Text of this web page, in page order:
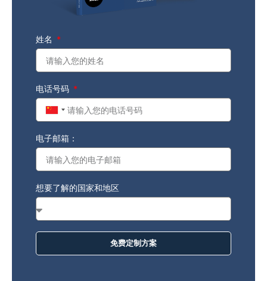
姓名
电话号码
China
电子邮箱：
想要了解的国家和地区
免费定制方案